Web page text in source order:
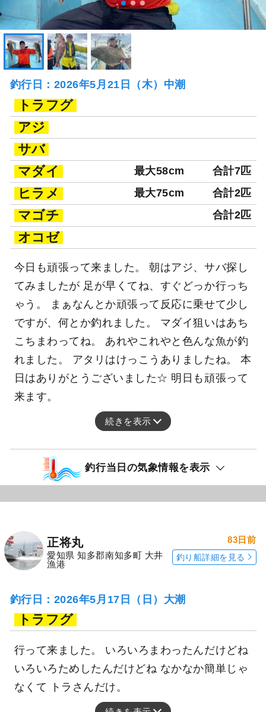
釣行日：2026年5月21日（木）中潮
トラフグ
アジ
サバ
マダイ
最大58cm 合計7匹
ヒラメ 最大75cm 合計2匹
マゴチ 合計2匹
オコゼ
今日も頑張って来ました。 朝はアジ、サバ探し
てみましたが 足が早くてね、すぐどっか行っち
ゃう。 まぁなんとか頑張って反応に乗せて少し
ですが、何とか釣れました。 マダイ狙いはあち
こちまわってね。 あれやこれやと色んな魚が釣
れました。 アタリはけっこうありましたね。 本
日はありがとうございました☆ 明日も頑張って
来ます。
続きを表示
釣行当日の気象情報を表示
正将丸
愛知県 知多郡南知多町 大井
漁港
83日前
釣り船詳細を見る
釣行日：2026年5月17日（日）大潮
トラフグ
行って来ました。 いろいろまわったんだけどね
いろいろためしたんだけどね なかなか簡単じゃ
なくて トラさんだけ。